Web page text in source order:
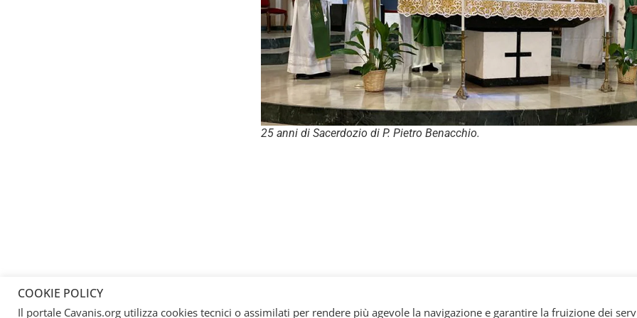
25 anni di Sacerdozio di P. Pietro Benacchio.
COOKIE POLICY
Il portale Cavanis.org utilizza cookies tecnici o assimilati per rendere più agevole la navigazione e garantire la fruizione dei